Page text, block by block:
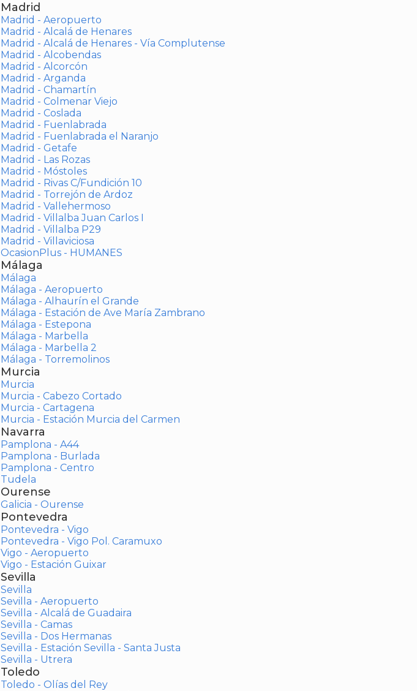
Madrid
Madrid - Aeropuerto
Madrid - Alcalá de Henares
Madrid - Alcalá de Henares - Vía Complutense
Madrid - Alcobendas
Madrid - Alcorcón
Madrid - Arganda
Madrid - Chamartín
Madrid - Colmenar Viejo
Madrid - Coslada
Madrid - Fuenlabrada
Madrid - Fuenlabrada el Naranjo
Madrid - Getafe
Madrid - Las Rozas
Madrid - Móstoles
Madrid - Rivas C/Fundición 10
Madrid - Torrejón de Ardoz
Madrid - Vallehermoso
Madrid - Villalba Juan Carlos I
Madrid - Villalba P29
Madrid - Villaviciosa
OcasionPlus - HUMANES
Málaga
Málaga
Málaga - Aeropuerto
Málaga - Alhaurín el Grande
Málaga - Estación de Ave María Zambrano
Málaga - Estepona
Málaga - Marbella
Málaga - Marbella 2
Málaga - Torremolinos
Murcia
Murcia
Murcia - Cabezo Cortado
Murcia - Cartagena
Murcia - Estación Murcia del Carmen
Navarra
Pamplona - A44
Pamplona - Burlada
Pamplona - Centro
Tudela
Ourense
Galicia - Ourense
Pontevedra
Pontevedra - Vigo
Pontevedra - Vigo Pol. Caramuxo
Vigo - Aeropuerto
Vigo - Estación Guixar
Sevilla
Sevilla
Sevilla - Aeropuerto
Sevilla - Alcalá de Guadaira
Sevilla - Camas
Sevilla - Dos Hermanas
Sevilla - Estación Sevilla - Santa Justa
Sevilla - Utrera
Toledo
Toledo - Olías del Rey